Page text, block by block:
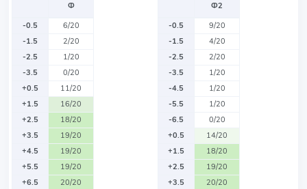
Ф
-0.5
6/20
-1.5
2/20
-2.5
1/20
-3.5
0/20
+0.5
11/20
+1.5
16/20
+2.5
18/20
+3.5
19/20
+4.5
19/20
+5.5
19/20
+6.5
20/20
Ф2
-0.5
9/20
-1.5
4/20
-2.5
2/20
-3.5
1/20
-4.5
1/20
-5.5
1/20
-6.5
0/20
+0.5
14/20
+1.5
18/20
+2.5
19/20
+3.5
20/20